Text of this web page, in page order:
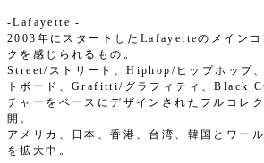
-Lafayette -
2003年にスタートしたLafayetteのメインコ
クを感じられるもの。
Street/ストリート、Hiphop/ヒップホップ
トボード、Grafitti/グラフィティ、Black
チャーをベースにデザインされたフルコレ
開。
アメリカ、日本、香港、台湾、韓国とワー
を拡大中。